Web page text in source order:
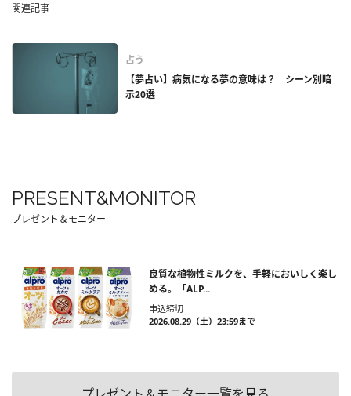
関連記事
占う
【夢占い】病気になる夢の意味は？ シーン別暗
示20選
PRESENT&MONITOR
プレゼント＆モニター
良質な植物性ミルクを、手軽においしく楽し
める。「ALP...
申込締切
2026.08.29（土）23:59まで